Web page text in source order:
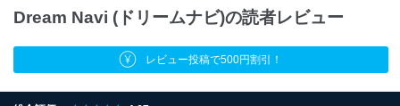
Dream Navi (ドリームナビ)の読者レビュー
レビュー投稿で500円割引！